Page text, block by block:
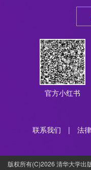
官方小红书
联系我们 | 法
版权所有(C)2026 清华大学出